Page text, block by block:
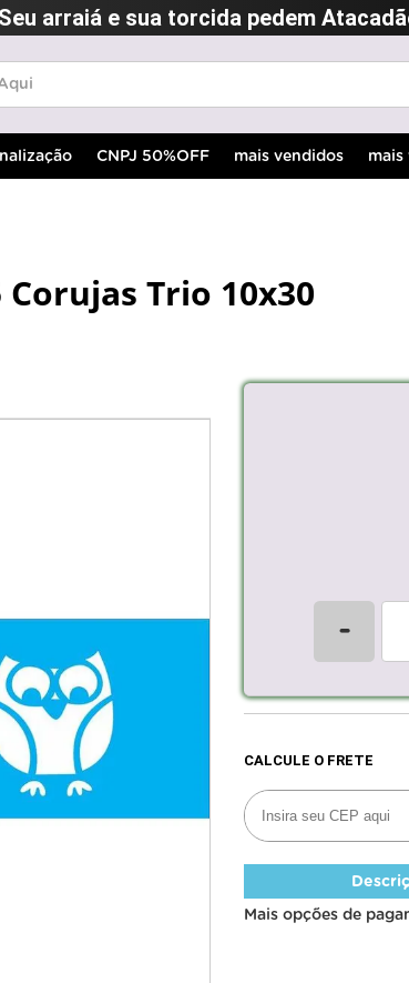
Seu arraiá e sua torcida pedem
CNPJ 50%OFF mais vendidos mais
Trio 10x30
-
Mais opções de